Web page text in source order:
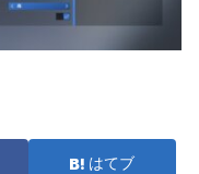
はてブ